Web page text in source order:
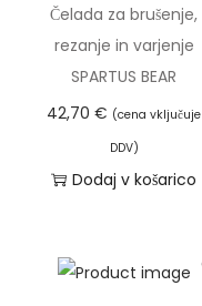
i
n
a
Čelada za brušenje,
rezanje in varjenje
SPARTUS BEAR
42,70€ (cena vključuje
DDV)
Dodaj v košarico